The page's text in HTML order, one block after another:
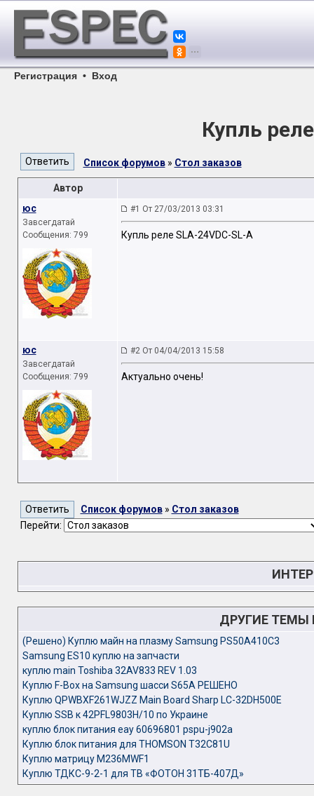
Регистрация • Вход
Купль
Список форумов» Стол заказов
Автор
юс
Завсегдатай
Сообщения: 799
#1 От 27/03/2013 03:31
Купль реле SLA-24VDC-SL-A
юс
Завсегдатай
Сообщения: 799
#2 От 04/04/2013 15:58
Актуально очень!
Список форумов» Стол заказов
Перейти:
ДРУГИЕ ТЕМЫ
(Решено) Куплю майн на плазму Samsung PS50A410C3
Samsung ES10 куплю на запчасти
куплю main Toshiba 32AV833 REV 1.03
Куплю F-Box на Samsung шасси S65A РЕШЕНО
Куплю QPWBXF261WJZZ Main Board Sharp LC-32DH500E
Куплю SSB к 42PFL9803H/10 по Украине
куплю блок питания eay 60696801 pspu-j902a
Куплю блок питания для THOMSON T32C81U
Куплю матрицу M236MWF1
Куплю ТДКС-9-2-1 для ТВ «ФОТОН 31ТБ-407Д»